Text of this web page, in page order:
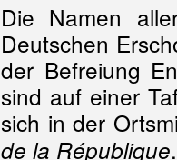
Die Namen
Deutschen
der Befreiung
sind auf einer
sich in der
de la République.